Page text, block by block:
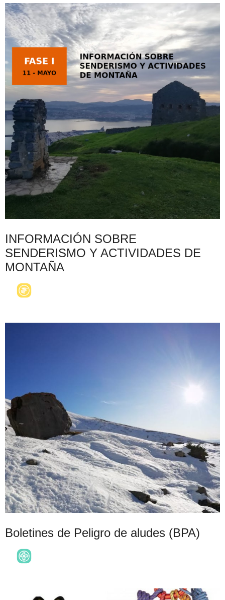
INFORMACIÓN SOBRE
SENDERISMO Y ACTIVIDADES DE
MONTAÑA
Boletines de Peligro de aludes (BPA)